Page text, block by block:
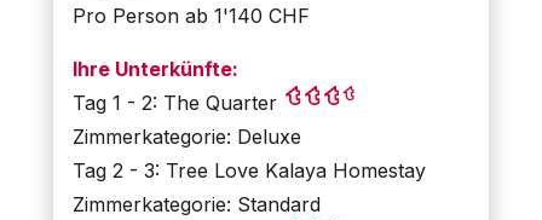
Pro Person ab 1'140 CHF
Ihre Unterkünfte:
Tag 1 - 2: The Quarter
Zimmerkategorie: Deluxe
Tag 2 - 3: Tree Love Kalaya Homestay
Zimmerkategorie: Standard